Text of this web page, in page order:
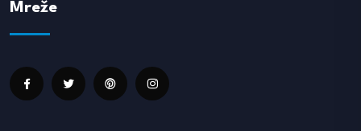
Mreže